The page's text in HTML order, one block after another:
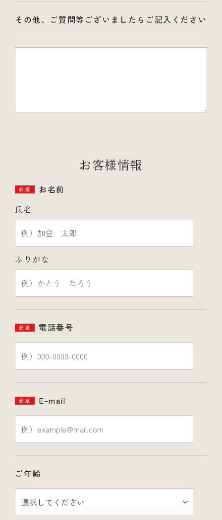
その他、ご質問等ございましたらご記入ください
お客様情報
お名前
必須
氏名
ふりがな
電話番号
必須
E-mail
必須
ご年齢